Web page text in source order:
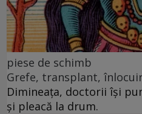
piese de schimb
Grefe, transplant,
Dimineața, doctorii își
și pleacă la drum.